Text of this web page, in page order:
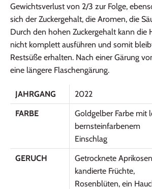
Gewichtsverlust von 2/3 zur Folge,
sich der Zuckergehalt, die Aromen, die
Durch den hohen Zuckergehalt kann die
nicht komplett ausführen und somit
Restsüße erhalten. Nach einer Gärung
eine längere Flaschengärung.
JAHRGANG
2022
FARBE
Goldgelber Farbe mit
bernsteinfarbenem
Einschlag
GERUCH
Getrocknete
kandierte Früchte,
Rosenblüten, ein